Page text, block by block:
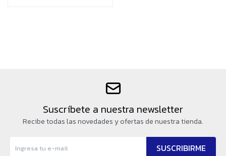
Suscríbete a nuestra newsletter
Recibe todas las novedades y ofertas de nuestra tienda.
SUSCRIBIRME